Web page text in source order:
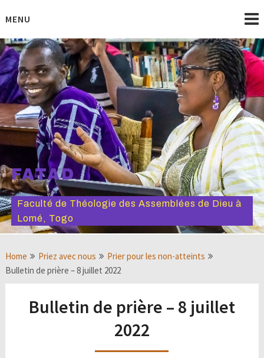
toMENU
FATAD
Faculté de Théologie des Assemblées de Dieu à
Lomé, Togo
Home Priez avec nous
Prier pour les non-atteints
Bulletin de prière – 8 juillet 2022
Bulletin de prière – 8 juillet
2022